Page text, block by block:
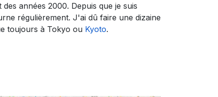
des années 2000. Depuis que je suis
régulièrement. J'ai dû faire une dizaine
toujours à Tokyo ou Kyoto.